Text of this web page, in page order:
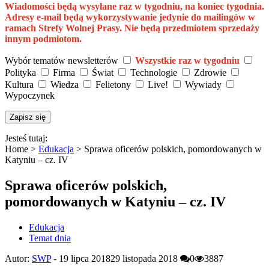
Wiadomości będą wysyłane raz w tygodniu, na koniec tygodnia.
Adresy e-mail będą wykorzystywanie jedynie do mailingów w
ramach Strefy Wolnej Prasy. Nie będą przedmiotem sprzedaży
innym podmiotom.
Wybór tematów newsletterów
Wszystkie raz w tygodniu
Polityka
Firma Świat Technologie
Zdrowie
Kultura
Wiedza Felietony Live!
Wywiady
Wypoczynek
Jesteś tutaj:
Home > Edukacja > Sprawa oficerów polskich, pomordowanych w
Katyniu – cz. IV
Sprawa oficerów polskich,
pomordowanych w Katyniu – cz. IV
Edukacja
Temat dnia
Autor: SWP- 19 lipca 201829 listopada 2018 0 3887